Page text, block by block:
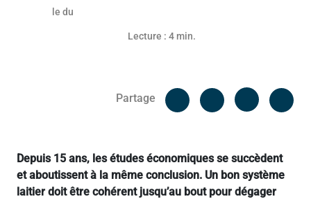
Lecture : 4 min.
Partage
Facebook
Depuis 15 ans, les études économiques se succèdent
et aboutissent à la même conclusion. Un bon système
laitier doit être cohérent jusqu’au bout pour dégager